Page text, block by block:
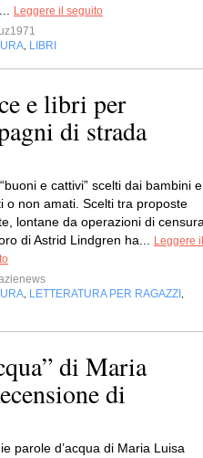
Leggere il seguito
LIBRI
e libri per
di strada
e cattivi” scelti dai bambini e
o non amati. Scelti tra proposte
lontane da operazioni di
di Astrid Lindgren ha...
Leggere il
LETTERATURA PER RAGAZZI
di Maria
di
parole d’acqua di Maria Luisa